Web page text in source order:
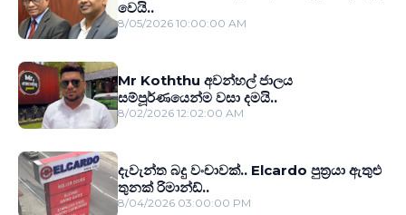
වෙයි..
8/05/2026 10:00:00 AM
Mr Koththu අවන්හල් ජාලය
සම්පූර්ණයෙන්ම වසා දමයි..
8/02/2026 12:02:00 AM
දැවැන්ත බදු වංචාවක්.. Elcardo පුත‍්‍රයා ඇතුළු
තුනක් රිමාන්ඩ්..
8/04/2026 03:00:00 PM